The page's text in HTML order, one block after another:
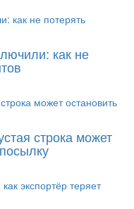
как не
строка может